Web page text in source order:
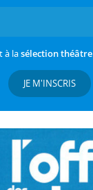
à lasélection théâtre
JE M'INSCRIS